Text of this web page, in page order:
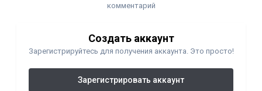
комментарий
Создать аккаунт
Зарегистрируйтесь для получения аккаунта. Это просто!
Зарегистрировать аккаунт